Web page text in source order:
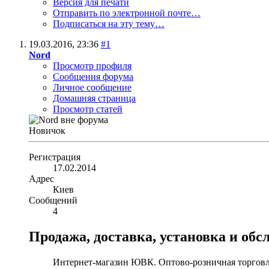
Версия для печати
Отправить по электронной почте…
Подписаться на эту тему…
19.03.2016, 23:36 #1
Nord
Просмотр профиля
Сообщения форума
Личное сообщение
Домашняя страница
Просмотр статей
Новичок
Регистрация
17.02.2014
Адрес
Киев
Сообщений
4
Продажа, доставка, установка и
Интернет-магазин ЮВК. Оптово-розничная